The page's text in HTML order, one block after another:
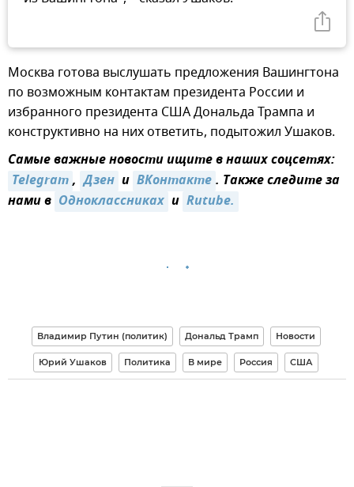
Москва готова выслушать предложения Вашингтона
по возможным контактам президента России и
избранного президента США Дональда Трампа и
конструктивно на них ответить, подытожил Ушаков.
Самые важные новости ищите в наших соцсетях:
Telegram, Дзен и ВКонтакте. Также следите за
нами в Одноклассниках и Rutube.
Владимир Путин (политик) Дональд Трамп Новости
Юрий Ушаков Политика В мире Россия США